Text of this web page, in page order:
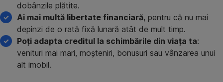
dobânzile plătite.
Ai mai multă libertate financiară, pentru că nu mai
depinzi de o rată fixă lunară atât de mult timp.
Poți adapta creditul la schimbările din viața ta:
venituri mai mari, moșteniri, bonusuri sau vânzarea unui
alt imobil.